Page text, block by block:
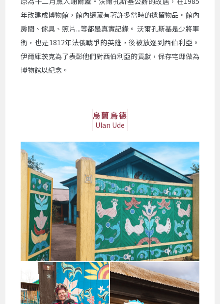
年改建成博物館，館內還藏有著許多當時的遺留物品。館內
房間、傢具、照片...等都是真實記錄。 沃爾孔斯基是少將軍
銜，也是1812年法俄戰爭的英雄，後被放逐到西伯利亞。
伊爾庫茨克為了表彰他們對西伯利亞的貢獻，保存宅邸做為
博物館以紀念。
烏蘭烏德
Ulan Ude